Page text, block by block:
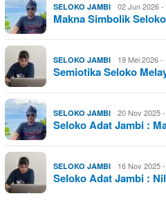
SELOKO JAMBI 02 Jun 2026 -
Makna Simbolik
SELOKO JAMBI 19 Mei 2026 -
Semiotika Seloko
SELOKO JAMBI 20 Nov 2025
Seloko Adat Jambi :
SELOKO JAMBI 16 Nov 2025
Seloko Adat Jambi :